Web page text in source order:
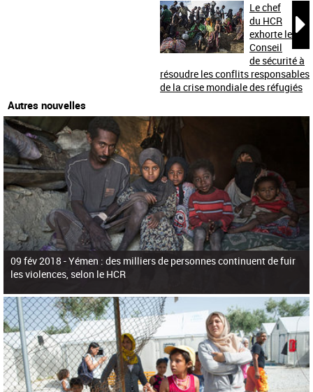

Le chef
du HCR
exhorte le
Conseil
de sécurité à
résoudre les conflits responsables
de la crise mondiale des réfugiés
Autres nouvelles
09 fév 2018 -Yémen : des milliers de personnes continuent de fuir
les violences, selon le HCR